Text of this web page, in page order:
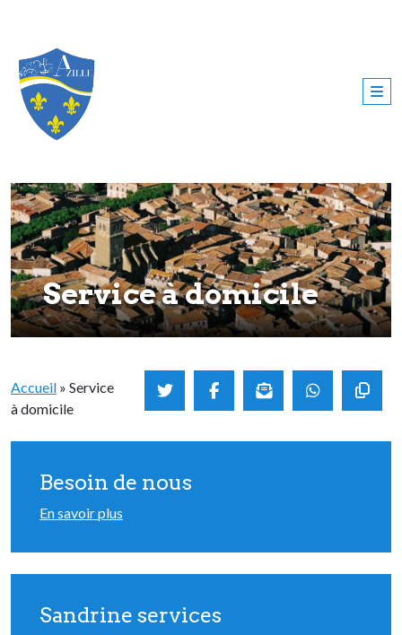
Service à domicile
Accueil » Service
à domicile
Besoin de nous
En savoir plus
Sandrine services